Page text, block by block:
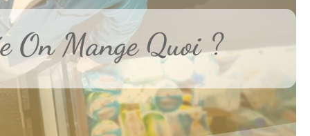
On Mange Quoi ?